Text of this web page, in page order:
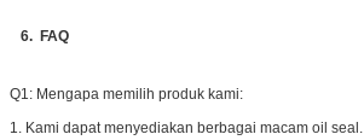
6. FAQ
Q1: Mengapa memilih produk kami:
1. Kami dapat menyediakan berbagai macam oil seal.